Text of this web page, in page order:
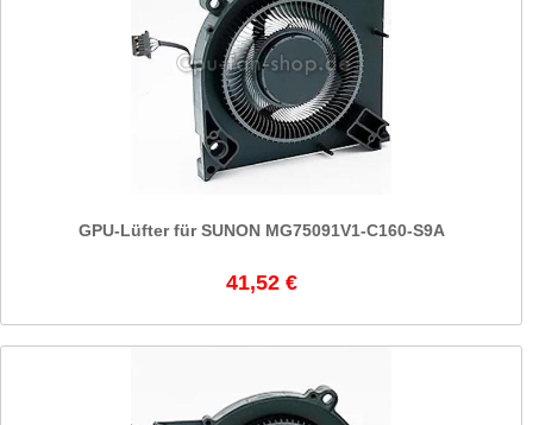
GPU-Lüfter für SUNON MG75091V1-C160-S9A
41,52 €